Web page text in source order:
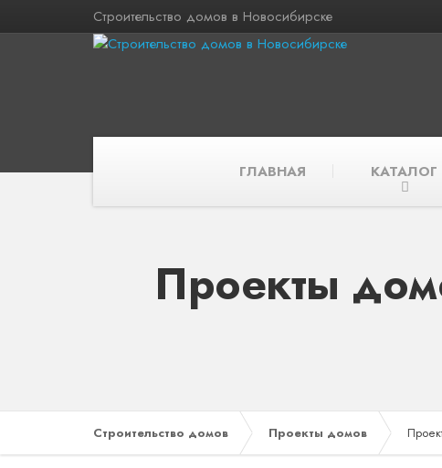
Строительство домов в Новосибирске
ГЛАВНАЯ КАТАЛОГ
Проекты
Строительство домов Проекты домов